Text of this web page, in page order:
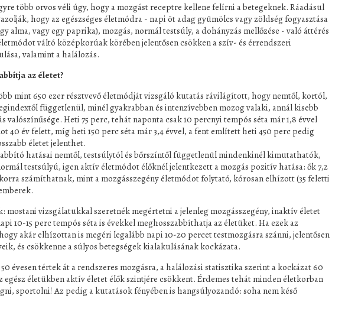
több orvos véli úgy, hogy a mozgást receptre kellene felírni a betegeknek. Ráadásul
hogy az egészséges életmódra - napi öt adag gyümölcs vagy zöldség fogyasztása
alma, vagy egy paprika), mozgás, normál testsúly, a dohányzás mellőzése - való áttérés
váltó középkorúak körében jelentősen csökken a szív- és érrendszeri
valamint a halálozás.
az életet?
mint 650 ezer résztvevő életmódját vizsgáló kutatás rávilágított, hogy nemtől, kortól,
függetlenül, minél gyakrabban és intenzívebben mozog valaki, annál kisebb
valószínűsége. Heti 75 perc, tehát naponta csak 10 percnyi tempós séta már 1,8 évvel
40 év felett, míg heti 150 perc séta már 3,4 évvel, a fent említett heti 450 perc pedig
életet jelenthet.
hatásai nemtől, testsúlytól és bőrszíntől függetlenül mindenkinél kimutathatók,
testsúlyú, igen aktív életmódot élőknél jelentkezett a mozgás pozitív hatása: ők 7,2
számíthatnak, mint a mozgásszegény életmódot folytató, kórosan elhízott (35 feletti
mostani vizsgálatukkal szeretnék megértetni a jelenleg mozgásszegény, inaktív életet
10-15 perc tempós séta is évekkel meghosszabbíthatja az életüket. Ha ezek az
akár elhízottan is megéri legalább napi 10-20 percet testmozgásra szánni, jelentősen
és csökkenne a súlyos betegségek kialakulásának kockázata.
évesen tértek át a rendszeres mozgásra, a halálozási statisztika szerint a kockázat 60
egész életükben aktív életet élők szintjére csökkent. Érdemes tehát minden életkorban
sportolni! Az pedig a kutatások fényében is hangsúlyozandó: soha nem késő